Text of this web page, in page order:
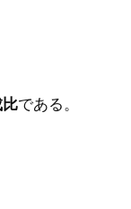
である。